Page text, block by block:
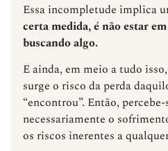
Essa incompletude implica
certa medida, é não estar
buscando algo.
E ainda, em meio a tudo
surge o risco da perda
“encontrou”. Então, percebe-
necessariamente o
os riscos inerentes a